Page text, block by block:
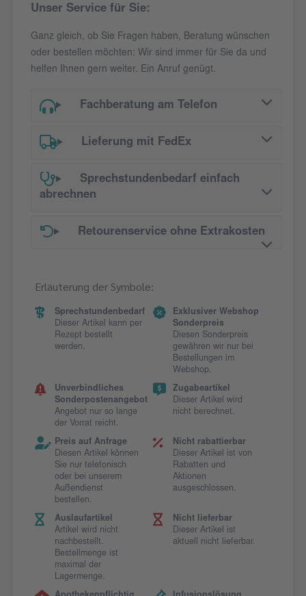
Unser Service für Sie:
Ganz gleich, ob Sie Fragen haben, Beratung wünschen
oder bestellen möchten: Wir sind immer für Sie da und
helfen Ihnen gern weiter. Ein Anruf genügt.
Fachberatung am Telefon
Lieferung mit FedEx
Sprechstundenbedarf einfach
abrechnen
Retourenservice ohne Extrakosten
Erläuterung der Symbole:
Sprechstundenbedarf
Dieser Artikel kann per
Rezept bestellt
werden.
Exklusiver Webshop
Sonderpreis
Diesen Sonderpreis
gewähren wir nur bei
Bestellungen im
Webshop.
Unverbindliches
Sonderpostenangebot
Angebot nur so lange
der Vorrat reicht.
Zugabeartikel
Dieser Artikel wird
nicht berechnet.
Preis auf Anfrage
Diesen Artikel können
Sie nur telefonisch
oder bei unserem
Außendienst
bestellen.
Nicht rabattierbar
Dieser Artikel ist von
Rabatten und
Aktionen
ausgeschlossen.
Auslaufartikel
Artikel wird nicht
nachbestellt.
Bestellmenge ist
maximal der
Lagermenge.
Nicht lieferbar
Dieser Artikel ist
aktuell nicht lieferbar.